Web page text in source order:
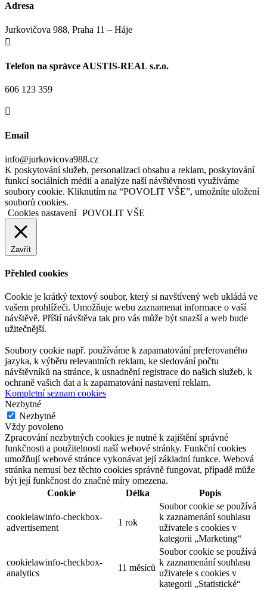
Adresa
Jurkovičova 988, Praha 11 – Háje

Telefon na správce AUSTIS-REAL s.r.o.
606 123 359

Email
info@jurkovicova988.cz
K poskytování služeb, personalizaci obsahu a reklam, poskytování
funkcí sociálních médií a analýze naší návštěvnosti využíváme
soubory cookie. Kliknutím na “POVOLIT VŠE”, umožníte uložení
souborů cookies.
Cookies nastavení POVOLIT VŠE
Zavřít
Přehled cookies
Cookie je krátký textový soubor, který si navštívený web ukládá ve
vašem prohlížeči. Umožňuje webu zaznamenat informace o vaší
návštěvě. Příští návštěva tak pro vás může být snazší a web bude
užitečnější.
Soubory cookie např. používáme k zapamatování preferovaného
jazyka, k výběru relevantních reklam, ke sledování počtu
návštěvníků na stránce, k usnadnění registrace do našich služeb, k
ochraně vašich dat a k zapamatování nastavení reklam.
Kompletní seznam cookies
Nezbytné
Nezbytné
Vždy povoleno
Zpracování nezbytných cookies je nutné k zajištění správné
funkčnosti a použitelnosti naší webové stránky. Funkční cookies
umožňují webové stránce vykonávat její základní funkce. Webová
stránka nemusí bez těchto cookies správně fungovat, případě může
být její funkčnost do značné míry omezena.
Cookie
Délka Popis
cookielawinfo-checkbox-
advertisement
1 rok
Soubor cookie se používá
k zaznamenání souhlasu
uživatele s cookies v
kategorii „Marketing“
cookielawinfo-checkbox-
analytics
11 měsíců
Soubor cookie se používá
k zaznamenání souhlasu
uživatele s cookies v
kategorii „Statistické“